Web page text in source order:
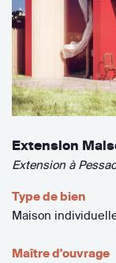
Extension
Extension à Pessac
Type de bien
Maison
Maître d'ouvrage